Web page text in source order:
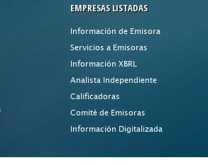
EMPRESAS LISTADAS
Información de Emisora
Servicios a Emisoras
Información XBRL
Analista Independiente
Calificadoras
Comité de Emisoras
Información Digitalizada